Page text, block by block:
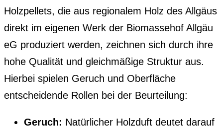
Holzpellets, die aus regionalem Holz des Allgäus
direkt im eigenen Werk der Biomassehof Allgäu
eG produziert werden, zeichnen sich durch ihre
hohe Qualität und gleichmäßige Struktur aus.
Hierbei spielen Geruch und Oberfläche
entscheidende Rollen bei der Beurteilung:
Geruch: Natürlicher Holzduft deutet darauf